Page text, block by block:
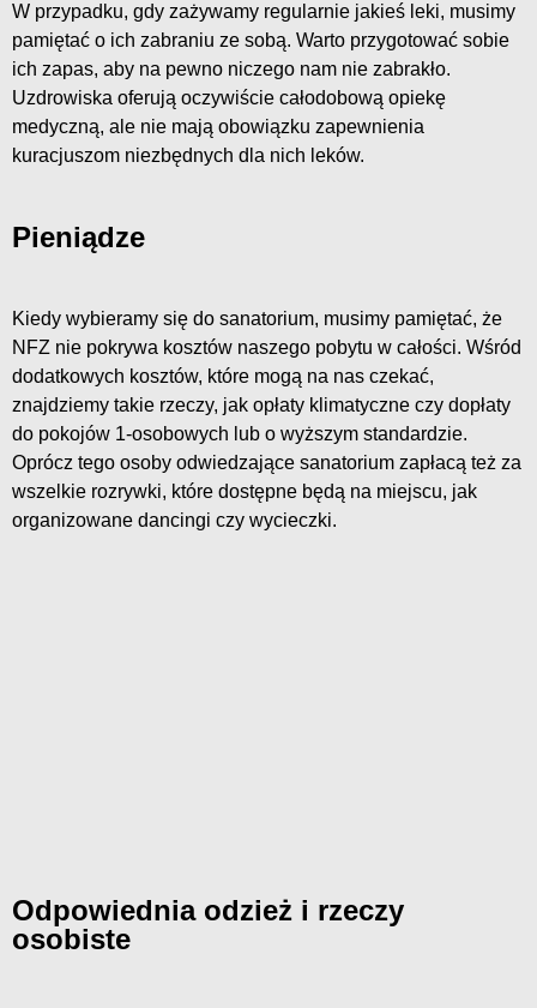
W przypadku, gdy zażywamy regularnie jakieś leki, musimy
pamiętać o ich zabraniu ze sobą. Warto przygotować sobie
ich zapas, aby na pewno niczego nam nie zabrakło.
Uzdrowiska oferują oczywiście całodobową opiekę
medyczną, ale nie mają obowiązku zapewnienia
kuracjuszom niezbędnych dla nich leków.
Pieniądze
Kiedy wybieramy się do sanatorium, musimy pamiętać, że
NFZ nie pokrywa kosztów naszego pobytu w całości. Wśród
dodatkowych kosztów, które mogą na nas czekać,
znajdziemy takie rzeczy, jak opłaty klimatyczne czy dopłaty
do pokojów 1-osobowych lub o wyższym standardzie.
Oprócz tego osoby odwiedzające sanatorium zapłacą też za
wszelkie rozrywki, które dostępne będą na miejscu, jak
organizowane dancingi czy wycieczki.
Odpowiednia odzież i rzeczy
osobiste